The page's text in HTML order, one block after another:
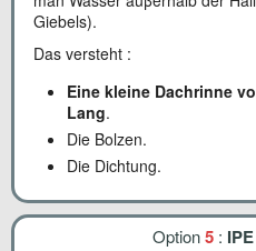
Giebels).
Das versteht :
Eine kleine Dachrinne
Lang.
Die Bolzen.
Die Dichtung.
Option5 :